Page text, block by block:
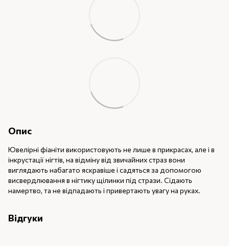
Опис
Ювелірні фіаніти використовують не лише в прикрасах, але і в
інкрустації нігтів, на відміну від звичайних страз вони
виглядають набагато яскравіше і садяться за допомогою
висвердлювання в нігтику щілинки під стрази. Сідають
намертво, та не відпадають і привертають увагу на руках.
Відгуки